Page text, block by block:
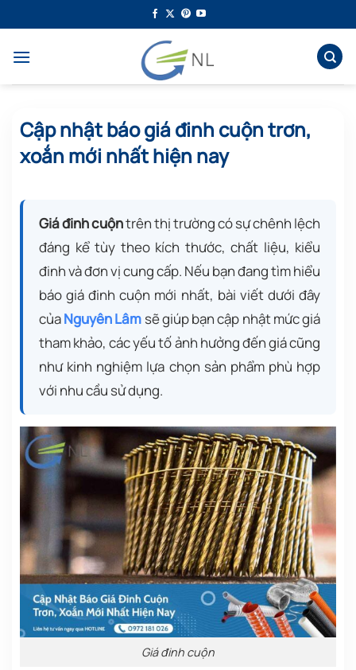
qua
dung
Cập nhật báo giá đinh cuộn trơn,
xoắn mới nhất hiện nay
Giá đinh cuộntrên thị trường có sự chênh lệch
đáng kể tùy theo kích thước, chất liệu, kiểu
đinh và đơn vị cung cấp. Nếu bạn đang tìm hiểu
báo giá đinh cuộn mới nhất, bài viết dưới đây
củaNguyên Lâm sẽ giúp bạn cập nhật mức giá
tham khảo, các yếu tố ảnh hưởng đến giá cũng
như kinh nghiệm lựa chọn sản phẩm phù hợp
với nhu cầu sử dụng.
Giá đinh cuộn